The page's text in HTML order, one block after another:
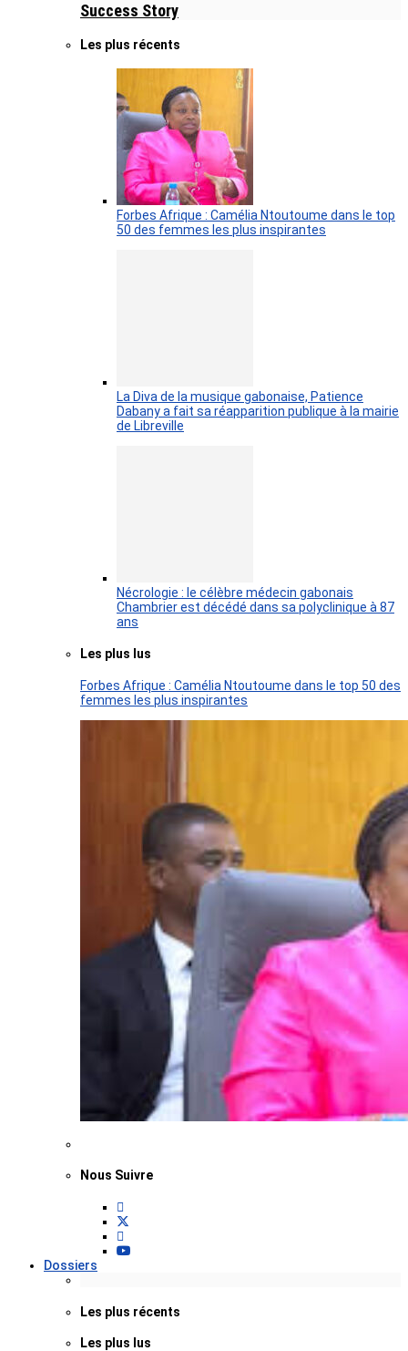
Success Story
Les plus récents
Forbes Afrique : Camélia Ntoutoume dans le top
50 des femmes les plus inspirantes
La Diva de la musique gabonaise, Patience
Dabany a fait sa réapparition publique à la mairie
de Libreville
Nécrologie : le célèbre médecin gabonais
Chambrier est décédé dans sa polyclinique à 87
ans
Les plus lus
Forbes Afrique : Camélia Ntoutoume dans le top 50 des
femmes les plus inspirantes
Nous Suivre
Dossiers
Les plus récents
Les plus lus